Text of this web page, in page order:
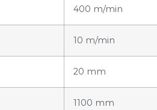
400 m/min
10 m/min
20 mm
1100 mm